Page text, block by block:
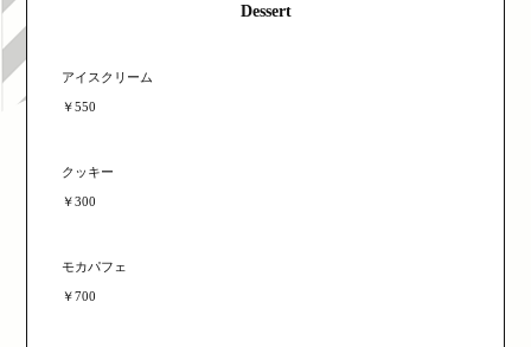
Dessert
アイスクリーム
￥550
クッキー
￥300
モカパフェ
￥700